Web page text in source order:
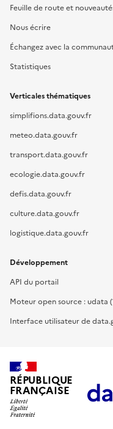
Feuille de route et
Nous écrire
Échangez avec la
Statistiques
Verticales thématiques
simplifions.data.gouv.fr
meteo.data.gouv.fr
transport.data.gouv.fr
ecologie.data.gouv.fr
defis.data.gouv.fr
culture.data.gouv.fr
logistique.data.gouv.fr
Développement
API du portail
Moteur open source : udata
Interface utilisateur de
RÉPUBLIQUE
FRANÇAISE